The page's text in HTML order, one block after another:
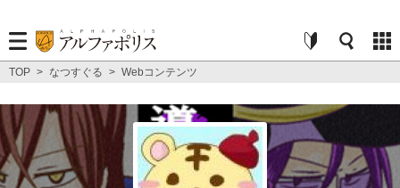
TOP > なつすぐる > Webコンテンツ